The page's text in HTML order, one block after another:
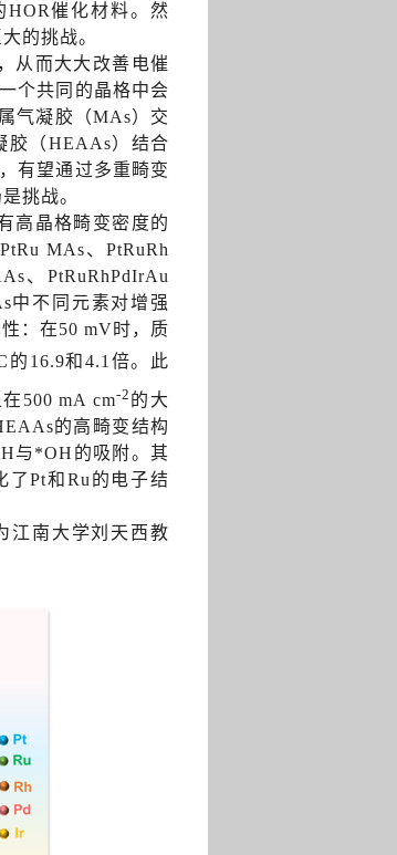
催化材料。然
的挑战。
从而大大改善电催
个共同的晶格中会
气凝胶（MAs）交
胶（HEAAs）结合
有望通过多重畸变
挑战。
高晶格畸变密度的
MAs、PtRuRh
、PtRuRhPdIrAu
中不同元素对增强
：在50 mV时，质
的16.9和4.1倍。此
在500 mA cm-2 的大
的高畸变结构
与*OH的吸附。其
Pt和Ru的电子结
江南大学刘天西教